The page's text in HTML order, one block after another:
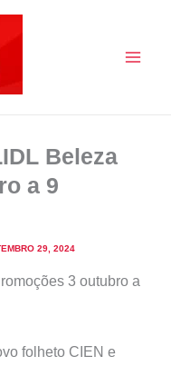
Beleza
a 9
29, 2024
3 outubro a
folheto CIEN e